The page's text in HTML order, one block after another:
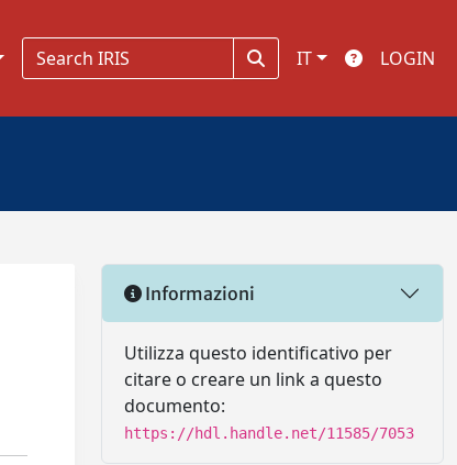
IT LOGIN
Informazioni
Utilizza questo identificativo per
citare o creare un link a questo
documento:
https://hdl.handle.net/11585/7053